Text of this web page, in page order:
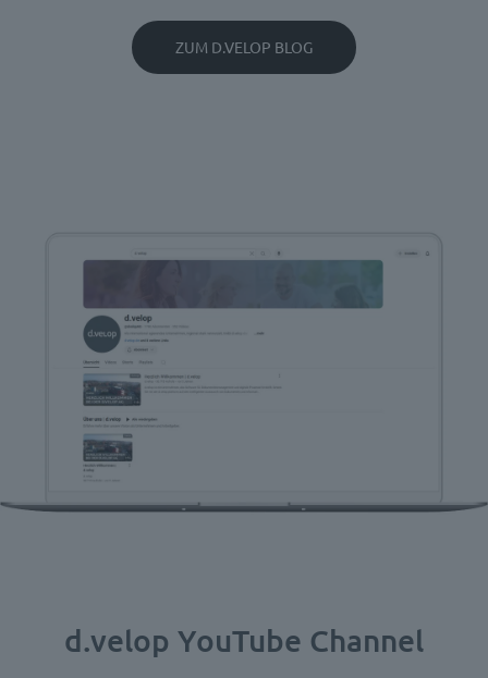
ZUM D.VELOP BLOG
d.velop YouTube Channel